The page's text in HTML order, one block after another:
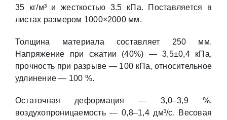
35 кг/м³ и жесткостью 3.5 кПа. Поставляется в
листах размером 1000×2000 мм.
Толщина материала составляет 250 мм.
Напряжение при сжатии (40%) — 3,5±0,4 кПа,
прочность при разрыве — 100 кПа, относительное
удлинение — 100 %.
Остаточная деформация — 3,0–3,9 %,
воздухопроницаемость — 0,8–1,4 дм³/с. Весовая